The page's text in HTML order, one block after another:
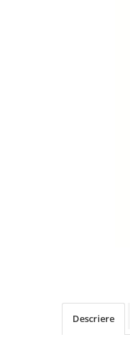
Lambriuri Premium
Panouri Decorative
Descriere